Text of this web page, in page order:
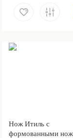
Нож Итиль с
формованными